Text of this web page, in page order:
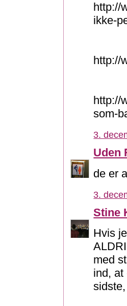
http://
ikke-
http://
http://
som-
3.
Uden
de er
3.
Stine
Hvis
med
ind, at